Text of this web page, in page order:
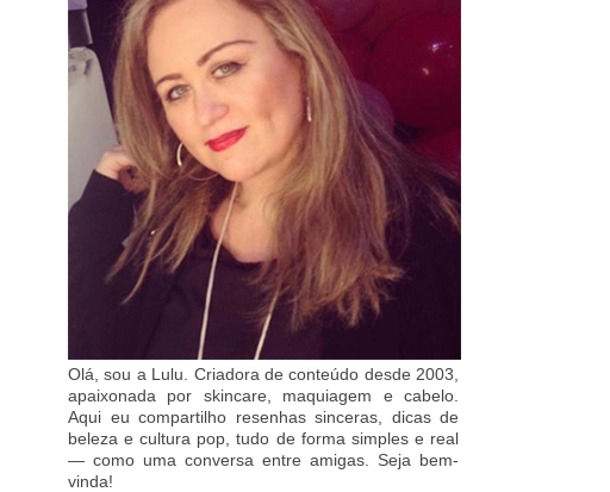
Olá, sou a Lulu. Criadora de conteúdo desde 2003,
apaixonada por skincare, maquiagem e cabelo.
Aqui eu compartilho resenhas sinceras, dicas de
beleza e cultura pop, tudo de forma simples e real
— como uma conversa entre amigas. Seja bem-
vinda!